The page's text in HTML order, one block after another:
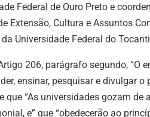
Federal de Ouro Preto e
Extensão, Cultura e Assuntos
Universidade Federal do
206, parágrafo segundo, “O
ensinar, pesquisar e divulgar
que “As universidades gozam
e” que “obedecerão ao